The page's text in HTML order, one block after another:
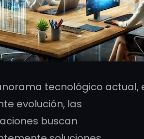
tecnológico actual,
evolución, las
buscan